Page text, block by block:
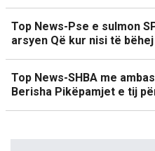
Top News-Pse e sulmon
arsyen Që kur nisi të
Top News-SHBA me
Berisha Pikëpamjet e tij